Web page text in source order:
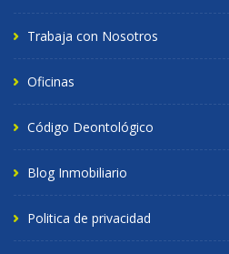
Trabaja con Nosotros
Oficinas
Código Deontológico
Blog Inmobiliario
Politica de privacidad